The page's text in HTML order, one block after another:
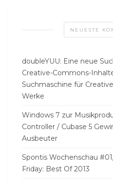
NEUESTE
doubleYUU: Eine neue
Creative-Commons-
Suchmaschine für
Werke
Windows 7 zur
Controller / Cubase 5
Ausbeuter
Spontis Wochenschau
Friday: Best Of 2013